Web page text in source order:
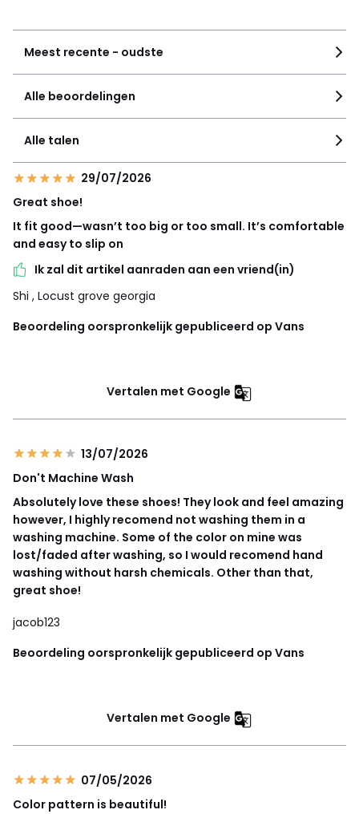
Meest recente - oudste
Alle beoordelingen
Alle talen
29/07/2026
Great shoe!
It fit good—wasn’t too big or too small. It’s comfortable
and easy to slip on
Ik zal dit artikel aanraden aan een vriend(in)
Shi , Locust grove georgia
Beoordeling oorspronkelijk gepubliceerd op Vans
Vertalen met Google
13/07/2026
Don't Machine Wash
Absolutely love these shoes! They look and feel amazing
however, I highly recomend not washing them in a
washing machine. Some of the color on mine was
lost/faded after washing, so I would recomend hand
washing without harsh chemicals. Other than that,
great shoe!
jacob123
Beoordeling oorspronkelijk gepubliceerd op Vans
Vertalen met Google
07/05/2026
Color pattern is beautiful!